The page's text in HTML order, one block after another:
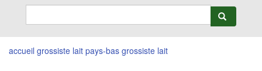
accueil grossiste lait pays-bas grossiste lait